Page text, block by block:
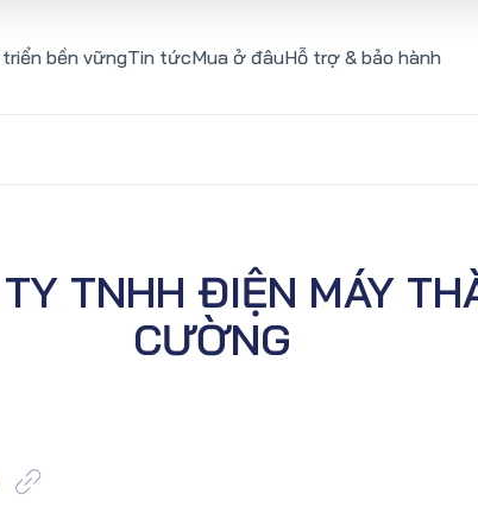
bền vữngTin tứcMua ở đâuHỗ trợ & bảo hành
TNHH ĐIỆN MÁY
CƯỜNG